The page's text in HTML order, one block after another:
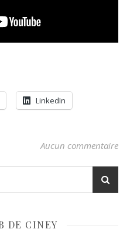
LinkedIn
Aucun commentaire
DE CINEY